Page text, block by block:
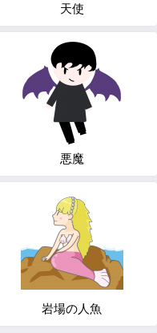
天使
悪魔
岩場の人魚